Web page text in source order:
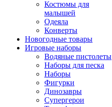
Костюмы для
малышей
Одеяла
Конверты
Новогодные товары
Игровые наборы
Водяные пистолеты
Наборы для песка
Наборы
Фигурки
Динозавры
Супергерои